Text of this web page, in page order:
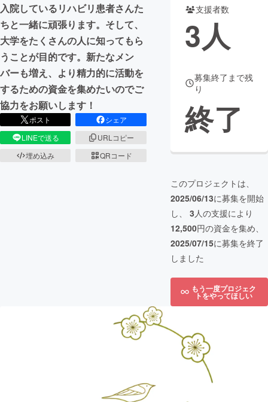
CAMPFIRE for Social Good
CAMPFIRE Creation
CAMPFIREふるさと納税
コミュニティ
入院しているリハビリ患者さんた
ちと一緒に頑張ります。そして、
大学をたくさんの人に知ってもら
うことが目的です。新たなメン
バーも増え、より精力的に活動を
するための資金を集めたいのでご
協力をお願いします！
ポスト
シェア
LINEで送る
URLコピー
埋め込み
QRコード
支援者数
3人
募集終了まで残
り
終了
このプロジェクトは、
2025/06/13に募集を開始
し、 3人の支援により
12,500円の資金を集め、
2025/07/15に募集を終了
しました
もう一度プロジェク
トをやってほしい